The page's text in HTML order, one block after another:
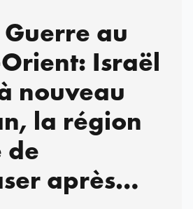
Guerre au
Israël
nouveau
la région
de
après